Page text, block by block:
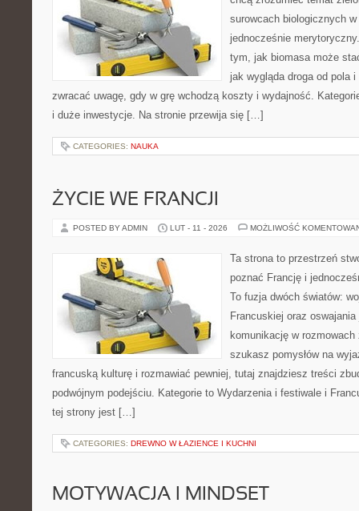
surowcach biologicznych
jednocześnie
tym, jak biomasa może
jak wygląda droga od pola
zwracać uwagę, gdy w grę wchodzą koszty i wydajność.
i duże inwestycje. Na stronie przewija się […]
CATEGORIES: NAUKA
ŻYCIE WE FRANCJI
POSTED BY ADMIN LUT - 11 - 2026 MOŻLIWOŚĆ
Ta strona to przestrzeń
poznać Francję i
To fuzja dwóch światów:
Francuskiej oraz
komunikację w
szukasz pomysłów na
francuską kulturę i rozmawiać pewniej, tutaj znajdziesz treści
podwójnym podejściu. Kategorie to Wydarzenia i festiwale i
tej strony jest […]
CATEGORIES: DREWNO W ŁAZIENCE I KUCHNI
MOTYWACJA I MINDSET